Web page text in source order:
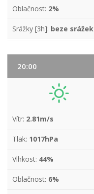
Oblačnost: 2%
Srážky [3h]: beze srážek
20:00
Vítr: 2.81m/s
Tlak: 1017hPa
Vlhkost: 44%
Oblačnost: 6%